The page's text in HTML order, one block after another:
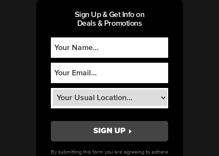
Sign Up & Get Info on
Deals & Promotions
By submitting this form you are agreeing to adhere